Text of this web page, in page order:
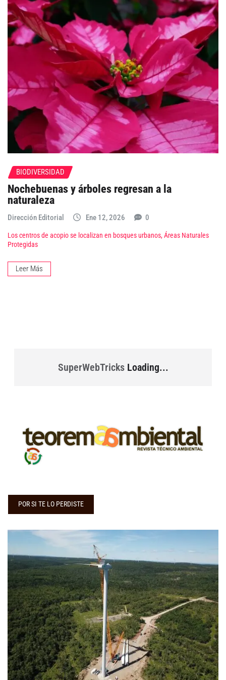
BIODIVERSIDAD
Nochebuenas y árboles regresan a la
naturaleza
Dirección Editorial Ene 12, 2026 0
Los centros de acopio se localizan en bosques urbanos, Áreas Naturales
Protegidas
Leer Más
SuperWebTricksLoading...
POR SI TE LO PERDISTE